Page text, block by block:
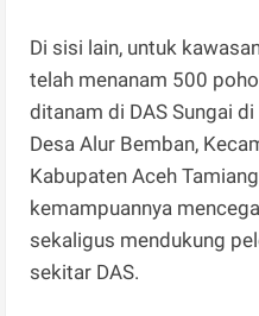
Di sisi lain, untuk
telah menanam 500
ditanam di DAS Sungai
Desa Alur Bemban,
Kabupaten Aceh
kemampuannya
sekaligus mendukung
sekitar DAS.